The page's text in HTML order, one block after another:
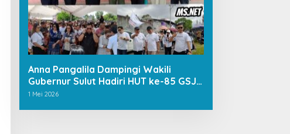
Anna Pangalila Dampingi Wakili
Gubernur Sulut Hadiri HUT ke-85 GSJA
Se-Sulut–Gorontalo di Langowan
1 Mei 2026